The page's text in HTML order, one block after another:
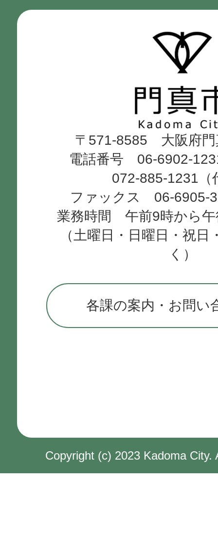
市
Kadoma
City
〒571-8585 大阪府門
電話番号 06-6902-
072-885-1231（
ファックス 06-6905-
業務時間 午前9時から午
（土曜日・日曜日・祝日
く）
各課の案内・お問い
Copyright (c) 2023 Kadoma City.